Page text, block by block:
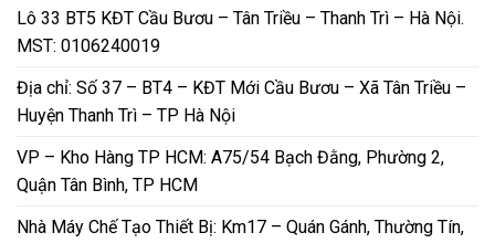
Lô 33 BT5 KĐT Cầu Bươu – Tân Triều – Thanh Trì – Hà Nội.
MST: 0106240019
Địa chỉ: Số 37 – BT4 – KĐT Mới Cầu Bươu – Xã Tân Triều –
Huyện Thanh Trì – TP Hà Nội
VP – Kho Hàng TP HCM: A75/54 Bạch Đằng, Phường 2,
Quận Tân Bình, TP HCM
Nhà Máy Chế Tạo Thiết Bị: Km17 – Quán Gánh, Thường Tín,